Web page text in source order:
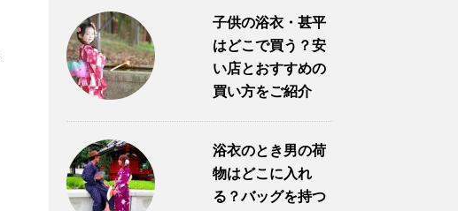
子供の浴衣・甚平
はどこで買う？安
い店とおすすめの
買い方をご紹介
浴衣のとき男の荷
物はどこに入れ
る？バッグを持つ